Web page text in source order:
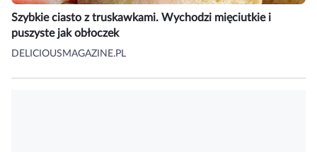
Szybkie ciasto z truskawkami. Wychodzi mięciutkie i
puszyste jak obłoczek
DELICIOUSMAGAZINE.PL